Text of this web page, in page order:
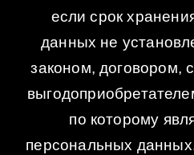
если срок
данных не
законом, договором,
по которому
персональных